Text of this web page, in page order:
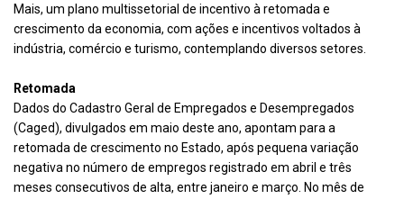
Mais, um plano multissetorial de incentivo à retomada e
crescimento da economia, com ações e incentivos voltados à
indústria, comércio e turismo, contemplando diversos setores.
Retomada
Dados do Cadastro Geral de Empregados e Desempregados
(Caged), divulgados em maio deste ano, apontam para a
retomada de crescimento no Estado, após pequena variação
negativa no número de empregos registrado em abril e três
meses consecutivos de alta, entre janeiro e março. No mês de